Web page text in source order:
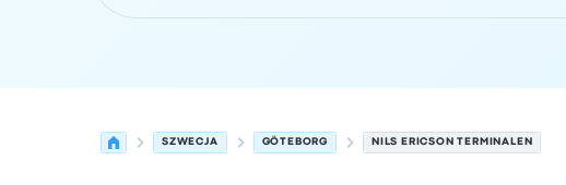
SZWECJA GÖTEBORG NILS ERICSON TERMINALEN